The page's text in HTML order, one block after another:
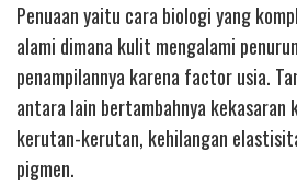
Penuaan yaitu cara biologi yang
alami dimana kulit mengalami
penampilannya karena factor usia.
antara lain bertambahnya kekasaran
kerutan-kerutan, kehilangan
pigmen.